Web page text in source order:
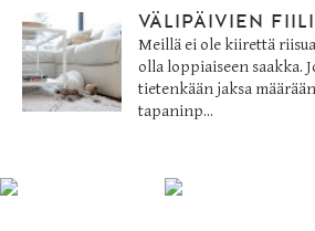
VÄLIPÄIVIEN
Meillä ei ole kiirettä riisua
olla loppiaiseen saakka.
tietenkään jaksa
tapaninp...